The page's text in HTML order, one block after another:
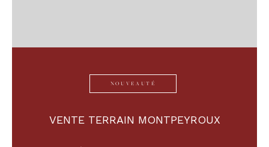
NOUVEAUTÉ
VENTE TERRAIN MONTPEYROUX